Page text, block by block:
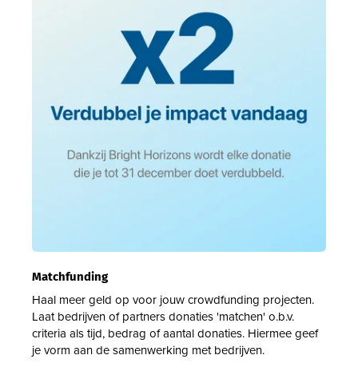
Matchfunding
Haal meer geld op voor jouw crowdfunding projecten.
Laat bedrijven of partners donaties 'matchen' o.b.v.
criteria als tijd, bedrag of aantal donaties. Hiermee geef
je vorm aan de samenwerking met bedrijven.